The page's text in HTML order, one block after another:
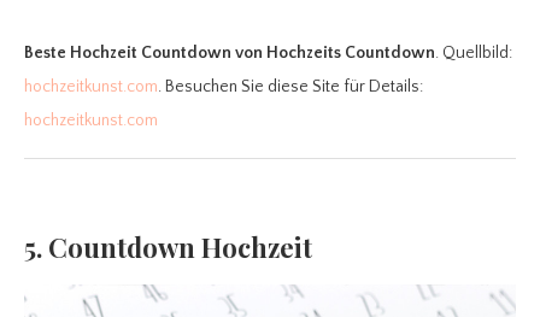
Beste Hochzeit Countdown von Hochzeits Countdown. Quellbild:
hochzeitkunst.com. Besuchen Sie diese Site für Details:
hochzeitkunst.com
5. Countdown Hochzeit